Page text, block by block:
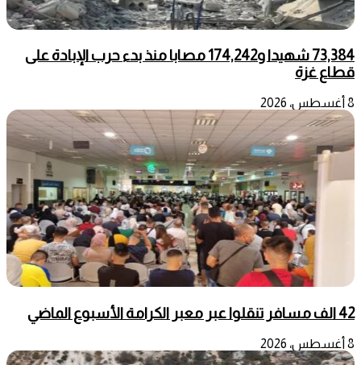
73,384 شهيدا و174,242 مصابا منذ بدء حرب الإبادة على
قطاع غزة
8 أغسطس، 2026
42 الف مسافر تنقلوا عبر معبر الكرامة الأسبوع الماضي
8 أغسطس، 2026